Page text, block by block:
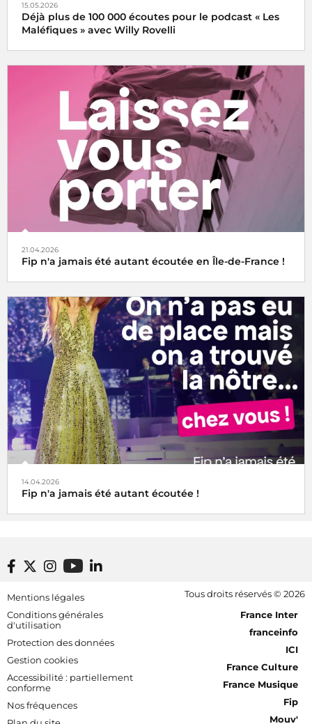
15.05.2026
Déjà plus de 100 000 écoutes pour le podcast « Les
Maléfiques » avec Willy Rovelli
21.04.2026
Fip n'a jamais été autant écoutée en Île-de-France !
14.04.2026
Fip n'a jamais été autant écoutée !
Footer bottom
Mentions légales
Conditions générales
d'utilisation
Protection des données
Gestion cookies
Accessibilité : partiellement
conforme
Nos fréquences
Tous droits réservés © 2026
[RDF] Pied de page - Mobile
France Inter
franceinfo
ICI
France Culture
France Musique
Fip
Mouv'